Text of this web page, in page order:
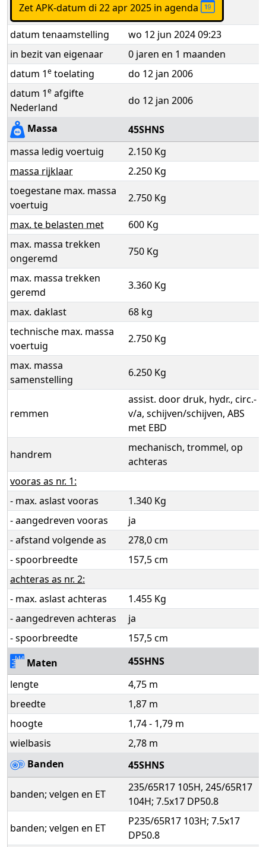
Zet APK-datum di 22 apr 2025 in agenda
datum tenaamstelling
wo 12 jun 2024 09:23
in bezit van eigenaar
0 jaren en 1 maanden
datum 1e toelating
do 12 jan 2006
datum 1e afgifte
Nederland
do 12 jan 2006
Massa
45SHNS
massa ledig voertuig
2.150 Kg
massa rijklaar
2.250 Kg
toegestane max. massa
voertuig
2.750 Kg
max. te belasten met
600 Kg
max. massa trekken
ongeremd
750 Kg
max. massa trekken
geremd
3.360 Kg
max. daklast
68 kg
technische max. massa
voertuig
2.750 Kg
max. massa
samenstelling
6.250 Kg
remmen
assist. door druk, hydr., circ.-
v/a, schijven/schijven, ABS
met EBD
handrem
mechanisch, trommel, op
achteras
vooras as nr. 1:
- max. aslast vooras
1.340 Kg
- aangedreven vooras
ja
- afstand volgende as
278,0 cm
- spoorbreedte
157,5 cm
achteras as nr. 2:
- max. aslast achteras
1.455 Kg
- aangedreven achteras
ja
- spoorbreedte
157,5 cm
Maten
45SHNS
lengte
4,75 m
breedte
1,87 m
hoogte
1,74 - 1,79 m
wielbasis
2,78 m
Banden
45SHNS
banden; velgen en ET
235/65R17 105H, 245/65R17
104H; 7.5x17 DP50.8
banden; velgen en ET
P235/65R17 103H; 7.5x17
DP50.8